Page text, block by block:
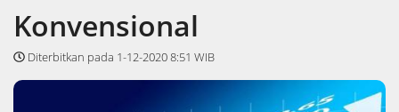
Konvensional
Diterbitkan pada 1-12-2020 8:51 WIB